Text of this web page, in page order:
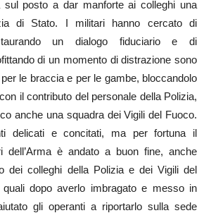
sul posto a dar manforte ai colleghi una
di Stato. I militari hanno cercato di
un dialogo fiduciario e di
di un momento di distrazione sono
le braccia e per le gambe, bloccandolo
il contributo del personale della Polizia,
anche una squadra dei Vigili del Fuoco.
delicati e concitati, ma per fortuna il
dell’Arma è andato a buon fine, anche
dei colleghi della Polizia e dei Vigili del
dopo averlo imbragato e messo in
gli operanti a riportarlo sulla sede